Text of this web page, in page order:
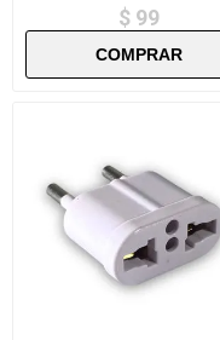
$ 99